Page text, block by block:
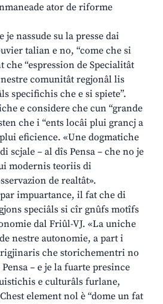
ator de riforme
je nassude su la presse dai
talian e no, “come che si
che “espression de Specialitât
comunitât regjonâl lis
specifichis che e si spiete”.
e considere che cun “grande
che i “ents locâi plui grancj a
eficience. «Une dogmatiche
scjale – al dîs Pensa – che no je
modernis teoriis di
de realtât».
impuartance, il fat che di
speciâls si cîr gnûfs motîfs
dal Friûl-VJ. «La uniche
nestre autonomie, a part i
che storichementri no
– e je la fuarte presince
e culturâls furlane,
element nol è “dome un fat